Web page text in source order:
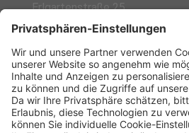
Erlgartenstraße 25
44869 Bochum
Büro Niederrhein
Mobil+49 172 49 111 59
kontakt@michael-norenberg.de